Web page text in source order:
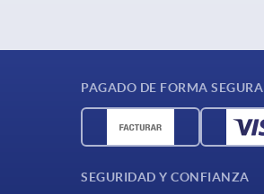
PAGADO DE FORMA SEGURA
SEGURIDAD Y CONFIANZA